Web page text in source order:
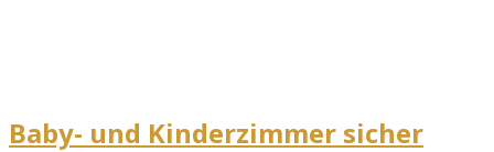
Baby- und Kinderzimmer sicher